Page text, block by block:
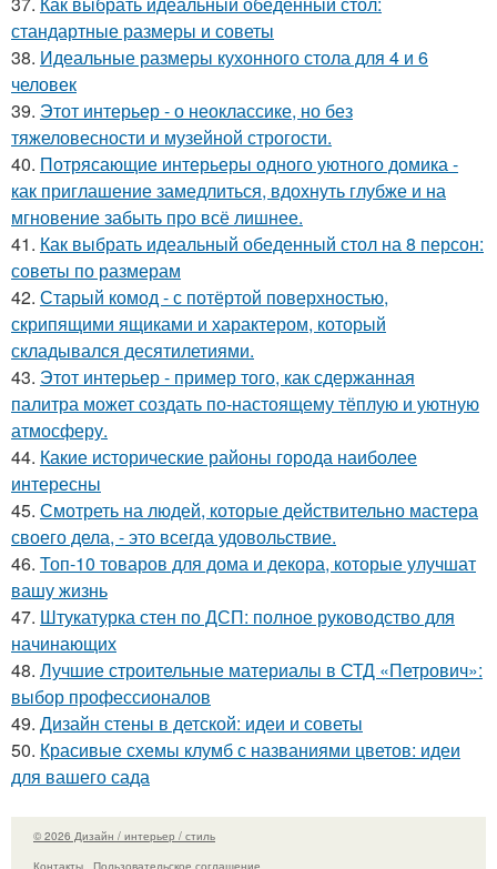
стандартные размеры и советы
38. Идеальные размеры кухонного стола для 4 и 6
человек
39. Этот интерьер - о неоклассике, но без
тяжеловесности и музейной строгости.
40. Потрясающие интерьеры одного уютного домика -
как приглашение замедлиться, вдохнуть глубже и на
мгновение забыть про всё лишнее.
41. Как выбрать идеальный обеденный стол на 8 персон:
советы по размерам
42. Старый комод - с потёртой поверхностью,
скрипящими ящиками и характером, который
складывался десятилетиями.
43. Этот интерьер - пример того, как сдержанная
палитра может создать по-настоящему тёплую и уютную
атмосферу.
44. Какие исторические районы города наиболее
интересны
45. Смотреть на людей, которые действительно мастера
своего дела, - это всегда удовольствие.
46. Топ-10 товаров для дома и декора, которые улучшат
вашу жизнь
47. Штукатурка стен по ДСП: полное руководство для
начинающих
48. Лучшие строительные материалы в СТД «Петрович»:
выбор профессионалов
49. Дизайн стены в детской: идеи и советы
50. Красивые схемы клумб с названиями цветов: идеи
для вашего сада
© 2026 Дизайн / интерьер / стиль
Контакты
Пользовательское соглашение